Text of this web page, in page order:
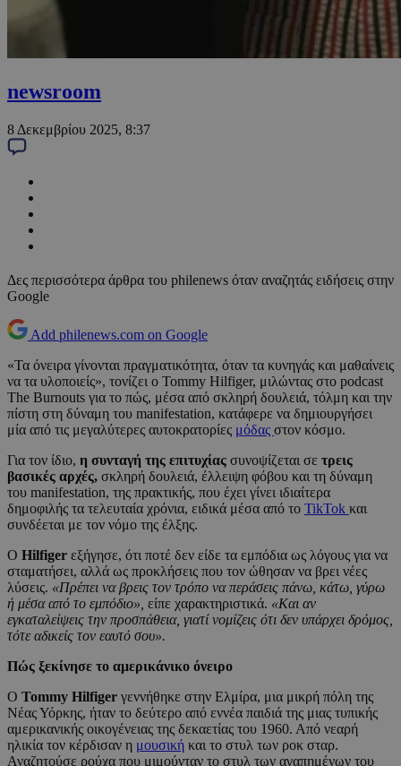
newsroom
8 Δεκεμβρίου 2025, 8:37
Δες περισσότερα άρθρα του philenews όταν αναζητάς ειδήσεις στην
Google
Add philenews.com on Google
«Τα όνειρα γίνονται πραγματικότητα, όταν τα κυνηγάς και μαθαίνεις
να τα υλοποιείς», τονίζει ο Tommy Hilfiger, μιλώντας στο podcast
The Burnouts για το πώς, μέσα από σκληρή δουλειά, τόλμη και την
πίστη στη δύναμη του manifestation, κατάφερε να δημιουργήσει
μία από τις μεγαλύτερες αυτοκρατορίες μόδας στον κόσμο.
Για τον ίδιο, η συνταγή της επιτυχίας συνοψίζεται σε τρεις
βασικές αρχές, σκληρή δουλειά, έλλειψη φόβου και τη δύναμη
του manifestation, της πρακτικής, που έχει γίνει ιδιαίτερα
δημοφιλής τα τελευταία χρόνια, ειδικά μέσα από το TikTok και
συνδέεται με τον νόμο της έλξης.
Ο Hilfiger εξήγησε, ότι ποτέ δεν είδε τα εμπόδια ως λόγους για να
σταματήσει, αλλά ως προκλήσεις που τον ώθησαν να βρει νέες
λύσεις. «Πρέπει να βρεις τον τρόπο να περάσεις πάνω, κάτω, γύρω
ή μέσα από το εμπόδιο», είπε χαρακτηριστικά. «Και αν
εγκαταλείψεις την προσπάθεια, γιατί νομίζεις ότι δεν υπάρχει δρόμος,
τότε αδικείς τον εαυτό σου».
Πώς ξεκίνησε το αμερικάνικο όνειρο
Ο Tommy Hilfiger γεννήθηκε στην Ελμίρα, μια μικρή πόλη της
Νέας Υόρκης, ήταν το δεύτερο από εννέα παιδιά της μιας τυπικής
αμερικανικής οικογένειας της δεκαετίας του 1960. Από νεαρή
ηλικία τον κέρδισαν η μουσική και το στυλ των ροκ σταρ.
Αναζητούσε ρούχα που μιμούνταν το στυλ των αγαπημένων του